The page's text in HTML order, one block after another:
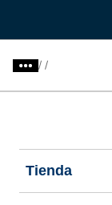
/
Tienda